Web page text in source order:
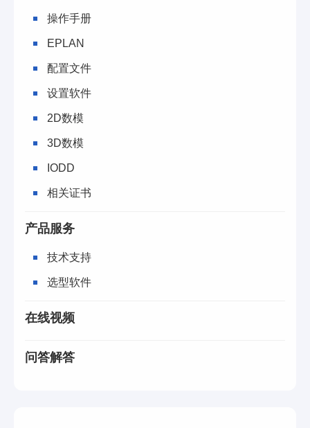
操作手册
EPLAN
配置文件
设置软件
2D数模
3D数模
IODD
相关证书
产品服务
技术支持
选型软件
在线视频
问答解答